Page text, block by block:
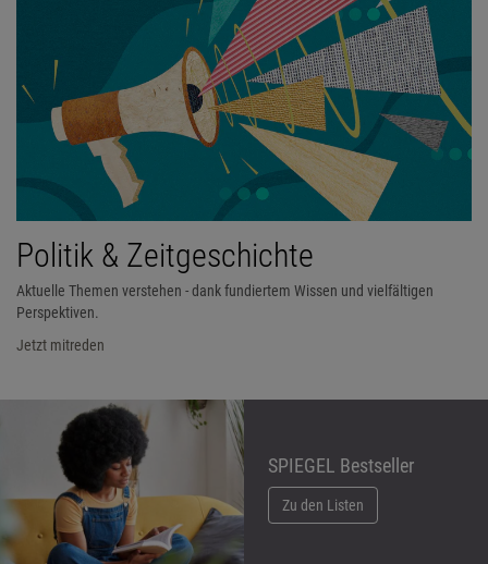
Politik & Zeitgeschichte
Aktuelle Themen verstehen - dank fundiertem Wissen und vielfältigen
Perspektiven.
Jetzt mitreden
SPIEGEL Bestseller
Zu den Listen